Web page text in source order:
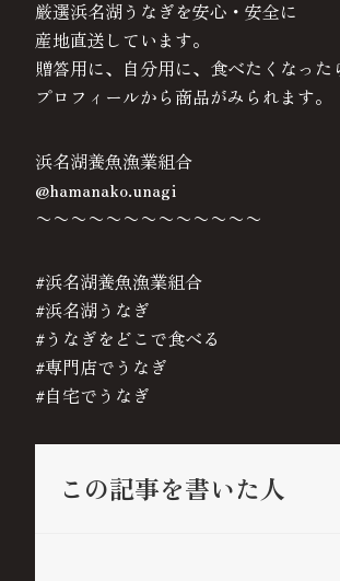
厳選浜名湖うなぎを安心・安全に
産地直送しています。
贈答用に、自分用に、食べたくなった
プロフィールから商品がみられます。
浜名湖養魚漁業組合
@hamanako.unagi
〜〜〜〜〜〜〜〜〜〜〜〜〜
#浜名湖養魚漁業組合
#浜名湖うなぎ
#うなぎをどこで食べる
#専門店でうなぎ
#自宅でうなぎ
この記事を書いた人